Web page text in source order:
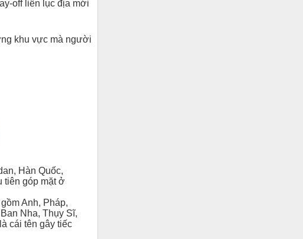
off liên lục địa mới
khu vực mà người
Hàn Quốc,
tiên góp mặt ở
Anh, Pháp,
Nha, Thụy Sĩ,
cái tên gây tiếc